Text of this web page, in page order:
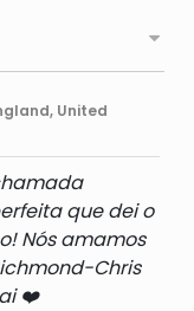
United
que dei o
Nós amamos
Chris
❤️